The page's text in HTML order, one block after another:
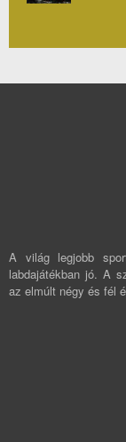
A világ legjobb
labdajátékban jó. A
az elmúlt négy és fél